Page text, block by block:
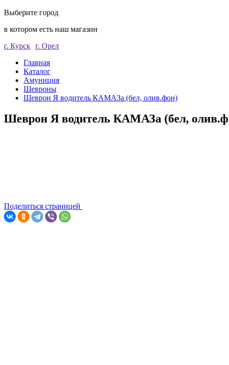
Выберите город
в котором есть наш магазин
г. Курск г. Орел
Главная
Каталог
Амуниция
Шевроны
Шеврон Я водитель КАМАЗа (бел, олив.фон)
Шеврон Я водитель КАМАЗа (бел,
Поделиться страницей